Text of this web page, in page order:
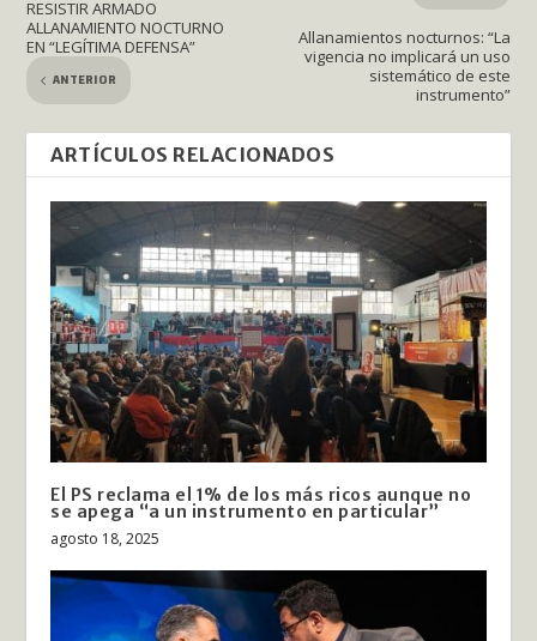
RESISTIR ARMADO
ALLANAMIENTO NOCTURNO
EN “LEGÍTIMA DEFENSA”
ANTERIOR
Allanamientos nocturnos: “La
vigencia no implicará un uso
sistemático de este
instrumento”
ARTÍCULOS RELACIONADOS
El PS reclama el 1% de los más ricos aunque no
se apega “a un instrumento en particular”
agosto 18, 2025